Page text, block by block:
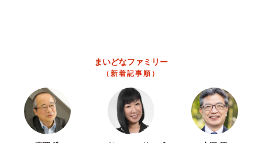
まいどなファミリー
（新着記事順）